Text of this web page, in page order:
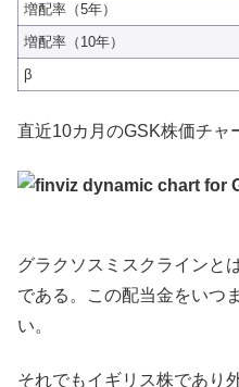
増配率（5年）
増配率（10年）
β
直近10カ月のGSK株価チャ
グラクソスミスクラインと
である。この配当金をいつ
い。
それでもイギリス株であり